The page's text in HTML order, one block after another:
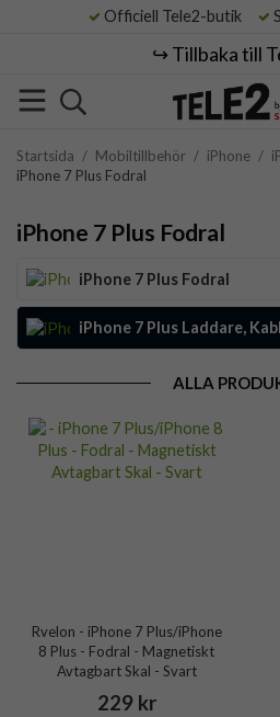
Officiell Tele2-butik
↪️ Tillbaka till
Startsida / Mobiltillbehör / iPhone /
iPhone 7 Plus Fodral
iPhone 7 Plus Fodral
iPhone 7 Plus Fodral
iPhone 7 Plus Laddare,
ALLA
Rvelon - iPhone 7 Plus/iPhone
8 Plus - Fodral - Magnetiskt
Avtagbart Skal - Svart
229 kr